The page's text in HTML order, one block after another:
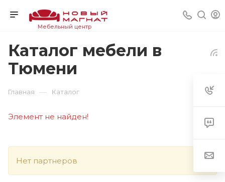
Мебельный центр
Каталог мебели в
Тюмени
Главная — Каталог
Элемент не найден!
Нет партнеров